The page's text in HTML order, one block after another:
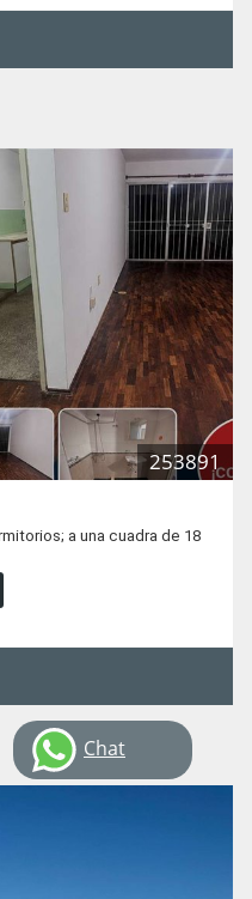
253891
a una cuadra de 18
Chat